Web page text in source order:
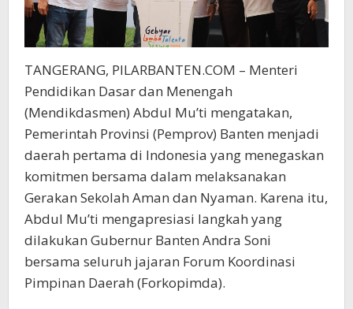
TANGERANG, PILARBANTEN.COM – Menteri
Pendidikan Dasar dan Menengah
(Mendikdasmen) Abdul Mu’ti mengatakan,
Pemerintah Provinsi (Pemprov) Banten menjadi
daerah pertama di Indonesia yang menegaskan
komitmen bersama dalam melaksanakan
Gerakan Sekolah Aman dan Nyaman. Karena itu,
Abdul Mu’ti mengapresiasi langkah yang
dilakukan Gubernur Banten Andra Soni
bersama seluruh jajaran Forum Koordinasi
Pimpinan Daerah (Forkopimda).